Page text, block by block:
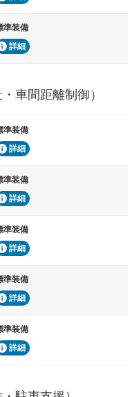
などが装備されています。
きに、運転者・同乗者を守
プリテンショナーシートベ
。
準装備
詳細
車間距離制御）
準装備
詳細
準装備
詳細
準装備
詳細
準装備
詳細
準装備
詳細